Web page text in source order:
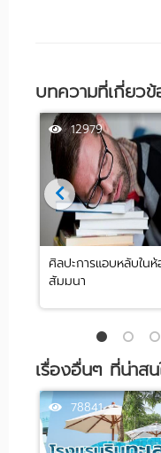
บทความที่เกี่ยว
12979
ศิลปะการแอบหลับใน
สัมมนา
เรื่องอื่นๆ ที่น่าสน
78841